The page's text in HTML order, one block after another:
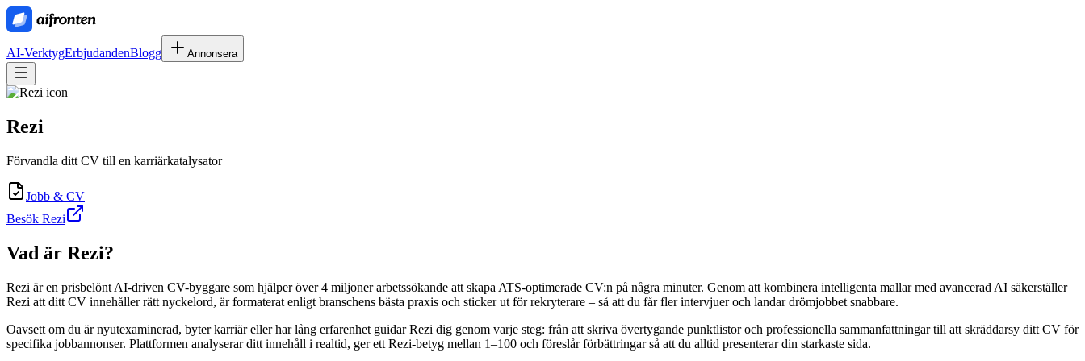
AI-VerktygErbjudandenBlogg Annonsera
Rezi
Förvandla ditt CV till en karriärkatalysator
Jobb & CV
Besök Rezi
Vad är Rezi?
Rezi är en prisbelönt AI-driven CV-byggare som hjälper över 4 miljoner arbetssökande att skapa ATS-optimerade CV:n på några minuter. Genom att kombinera intelligenta mallar med avancerad AI säkerställer
Rezi att ditt CV innehåller rätt nyckelord, är formaterat enligt branschens bästa praxis och sticker ut för rekryterare – så att du får fler intervjuer och landar drömjobbet snabbare.
Oavsett om du är nyutexaminerad, byter karriär eller har lång erfarenhet guidar Rezi dig genom varje steg: från att skriva övertygande punktlistor och professionella sammanfattningar till att skräddarsy ditt CV för
specifika jobbannonser. Plattformen analyserar ditt innehåll i realtid, ger ett Rezi-betyg mellan 1–100 och föreslår förbättringar så att du alltid presenterar din starkaste sida.